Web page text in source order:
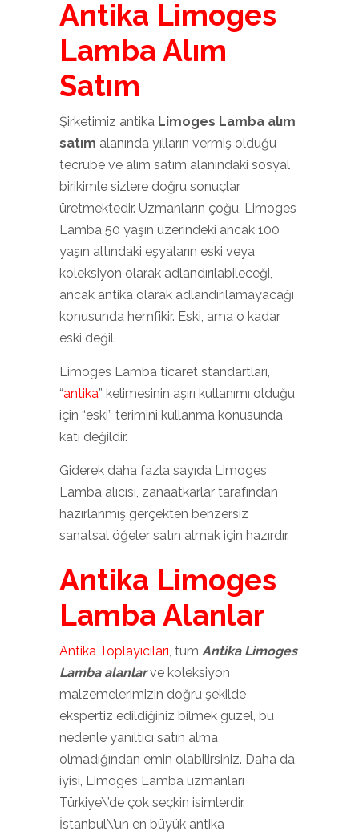
Antika Limoges
Lamba Alım
Satım
Şirketimiz antika Limoges Lamba alım
satım alanında yılların vermiş olduğu
tecrübe ve alım satım alanındaki sosyal
birikimle sizlere doğru sonuçlar
üretmektedir. Uzmanların çoğu, Limoges
Lamba 50 yaşın üzerindeki ancak 100
yaşın altındaki eşyaların eski veya
koleksiyon olarak adlandırılabileceği,
ancak antika olarak adlandırılamayacağı
konusunda hemfikir. Eski, ama o kadar
eski değil.
Limoges Lamba ticaret standartları,
“antika” kelimesinin aşırı kullanımı olduğu
için “eski” terimini kullanma konusunda
katı değildir.
Giderek daha fazla sayıda Limoges
Lamba alıcısı, zanaatkarlar tarafından
hazırlanmış gerçekten benzersiz
sanatsal öğeler satın almak için hazırdır.
Antika Limoges
Lamba Alanlar
Antika Toplayıcıları, tüm Antika Limoges
Lamba alanlarve koleksiyon
malzemelerimizin doğru şekilde
ekspertiz edildiğiniz bilmek güzel, bu
nedenle yanıltıcı satın alma
olmadığından emin olabilirsiniz. Daha da
iyisi, Limoges Lamba uzmanları
Türkiye\’de çok seçkin isimlerdir.
İstanbul\’un en büyük antika